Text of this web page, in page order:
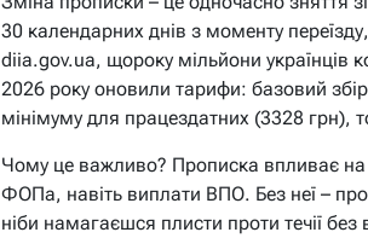
30 календарних днів з моменту
diia.gov.ua, щороку мільйони українців
2026 року оновили тарифи: базовий
мінімуму для працездатних (3328 грн),
Чому це важливо? Прописка впливає на
ФОПа, навіть виплати ВПО. Без неї –
ніби намагаєшся плисти проти течії без